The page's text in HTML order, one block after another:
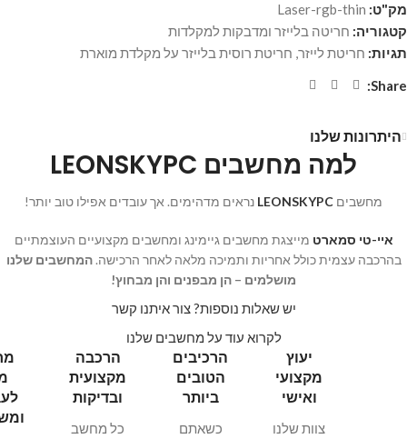
מק"ט: Laser-rgb-thin
קטגוריה: חריטה בלייזר ומדבקות למקלדות
תגיות: חריטת לייזר, חריטת רוסית בלייזר על מקלדת מוארת
Share:
היתרונות שלנו
למה מחשבים LEONSKYPC
מחשבים LEONSKYPC נראים מדהימים. אך עובדים אפילו טוב יותר!
איי-טי סמארט מייצגת מחשבים גיימינג ומחשבים מקצועיים העוצמתיים
בהרכבה עצמית כולל אחריות ותמיכה מלאה לאחר הרכישה.המחשבים שלנו
מושלמים – הן מבפנים והן מבחוץ!
יש שאלות נוספות? צור איתנו קשר
לקרוא עוד על מחשבים שלנו
יעוץ
מקצועי
ואישי
צוות שלנו
הרכיבים
הטובים
ביותר
כשאתם
הרכבה
מקצועית
ובדיקות
כל מחשב